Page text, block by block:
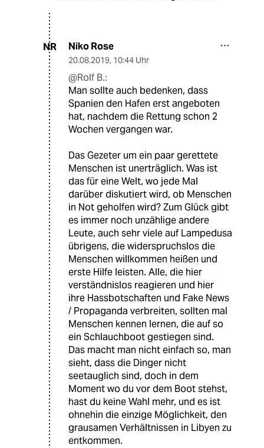
NR Niko Rose
20.08.2019, 10:44 Uhr
@Rolf B.:
Man sollte auch bedenken, dass
Spanien den Hafen erst angeboten
hat, nachdem die Rettung schon 2
Wochen vergangen war.
Das Gezeter um ein paar gerettete
Menschen ist unerträglich. Was ist
das für eine Welt, wo jede Mal
darüber diskutiert wird, ob Menschen
in Not geholfen wird? Zum Glück gibt
es immer noch unzählige andere
Leute, auch sehr viele auf Lampedusa
übrigens, die widerspruchslos die
Menschen willkommen heißen und
erste Hilfe leisten. Alle, die hier
verständnislos reagieren und hier
ihre Hassbotschaften und Fake News
/ Propaganda verbreiten, sollten mal
Menschen kennen lernen, die auf so
ein Schlauchboot gestiegen sind.
Das macht man nicht einfach so, man
sieht, dass die Dinger nicht
seetauglich sind, doch in dem
Moment wo du vor dem Boot stehst,
hast du keine Wahl mehr, und es ist
ohnehin die einzige Möglichkeit, den
grausamen Verhältnissen in Libyen zu
entkommen.